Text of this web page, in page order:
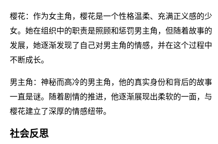
樱花：作为女主角，樱花是一个性格温柔、充满正义感的少
女。她在组织中的职责是照顾和惩罚男主角，但随着故事的
发展，她逐渐发现了自己对男主角的情感，并在这个过程中
不断成长。
男主角：神秘而高冷的男主角，他的真实身份和背后的故事
一直是谜。随着剧情的推进，他逐渐展现出柔软的一面，与
樱花建立了深厚的情感纽带。
社会反思